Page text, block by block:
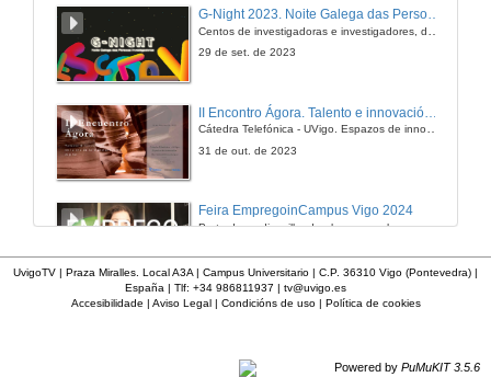
9 de out. de 2006
9 de out. de 2006
Entrevista
G-Night 2023. Noite Galega das Persoas Investigadoras. Conciencias creativas
29 de set. de 2023
Cátedra Telefónica - UVigo. Espazos de innovación
31 de out. de 2023
Feira EmpregoinCampus Vigo 2024
Preto de medio millar de alumnas e alumnos buscan coñecer máis de preto as oportunidades que lles achegan as arredor de medio cento de empresas que participan na edición viguesa da feira. Xunto coa visita aos stands, durante a feria desenvólvense varias actividades complementarias, como obradoiros, conversas, mesas redondas ou o pasaporte de empregabilidade, un espazo no que poderán recibir asesoramento sobre o seu CV.
UvigoTV | Praza Miralles. Local A3A | Campus Universitario | C.P. 36310 Vigo (Pontevedra) |
España | Tlf: +34 986811937 | tv@uvigo.es
Accesibilidade | Aviso Legal| Condicións de uso| Política de cookies
Powered by PuMuKIT 3.5.6